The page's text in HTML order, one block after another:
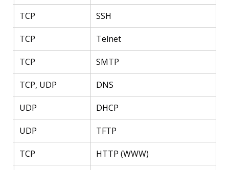
TCP SSH
TCP Telnet
TCP SMTP
TCP, UDP DNS
UDP DHCP
UDP TFTP
TCP HTTP (WWW)